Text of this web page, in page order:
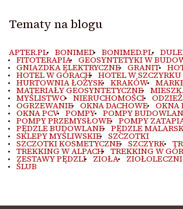
Tematy na blogu
APTER.PL BONIMED BONIMED.PL
FITOTERAPIA GEOSYNTETYKI W
GNIAZDKA ELEKTRYCZNE GRANIT
HOTEL W GÓRACH HOTEL W SZCZYRKU
HURTOWNIA ŁOŻYSK KRAKÓW
MATERIAŁY GEOSYNTETYCZNE
MYŚLISTWO NIERUCHOMOŚCI
OGRZEWANIE OKNA DACHOWE OKNA
OKNA PCV POMPY POMPY
POMPY PRZEMYSŁOWE POMPY
PĘDZLE BUDOWLANE PĘDZLE
SKLEPY MYŚLIWSKIE SZCZOTKI
SZCZOTKI KOSMETYCZNE SZCZYRK
TREKKING W ALPACH TREKKING W
ZESTAWY PĘDZLI ZIOŁA
ŚLUB